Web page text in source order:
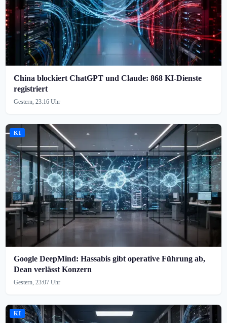
China blockiert ChatGPT und Claude: 868 KI-Dienste
registriert
Gestern, 23:16 Uhr
KI
Google DeepMind: Hassabis gibt operative Führung ab,
Dean verlässt Konzern
Gestern, 23:07 Uhr
KI